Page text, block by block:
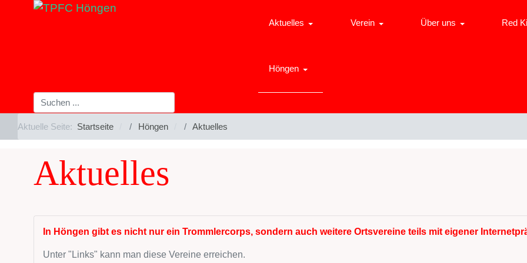
Aktuelles Verein Über uns Red
Höngen
Aktuelle Seite: Startseite Höngen Aktuelles
Aktuelles
In Höngen gibt es nicht nur ein Trommlercorps, sondern auch weitere Ortsvereine teils mit eigener
Unter "Links" kann man diese Vereine erreichen.